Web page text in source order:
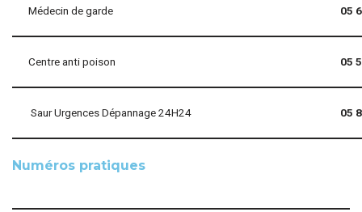
Médecin de garde 05
Centre anti poison 05
Saur Urgences Dépannage 24H24 05
Numéros pratiques